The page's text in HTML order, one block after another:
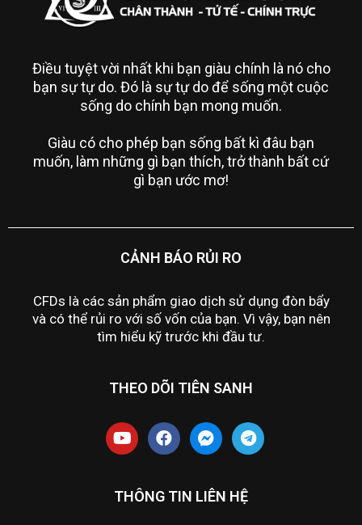
Điều tuyệt vời nhất khi bạn giàu chính là nó cho
bạn sự tự do. Đó là sự tự do để sống một cuộc
sống do chính bạn mong muốn.
Giàu có cho phép bạn sống bất kì đâu bạn
muốn, làm những gì bạn thích, trở thành bất cứ
gì bạn ước mơ!
CẢNH BÁO RỦI RO
CFDs là các sản phẩm giao dịch sử dụng đòn bẩy
và có thể rủi ro với số vốn của bạn. Vì vậy, bạn nên
tìm hiểu kỹ trước khi đầu tư.
THEO DÕI TIÊN SANH
THÔNG TIN LIÊN HỆ